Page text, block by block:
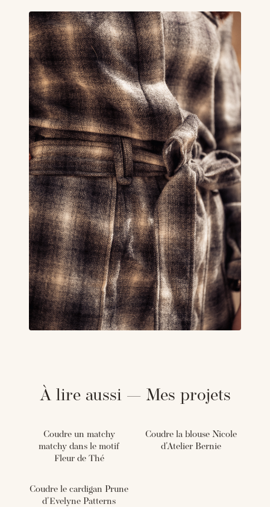
À lire aussi — Mes projets
Coudre un matchy
matchy dans le motif
Fleur de Thé
Coudre la blouse Nicole
d'Atelier Bernie
Coudre le cardigan Prune
d'Evelyne Patterns